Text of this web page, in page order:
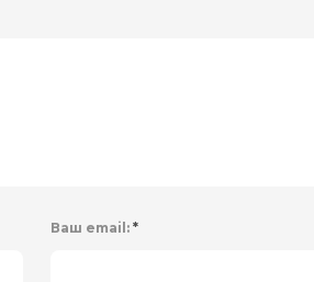
Ваш email: *